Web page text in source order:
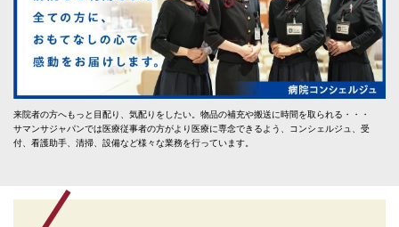
来院者の方へもっと目配り、気配りをしたい。物品の補充や搬送に時間を取られる・・・
サマンサジャパンでは医療従事者の方がより医療に専念できるよう、コンシェルジュ、受
付、看護助手、清掃、設備など様々な業務を行っています。